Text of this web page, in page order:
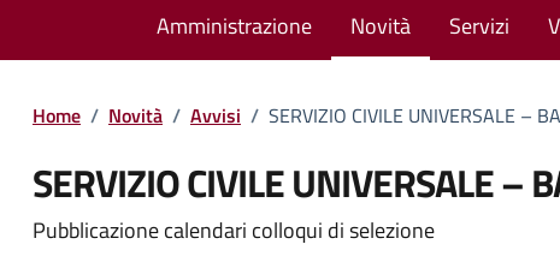
Amministrazione Novità Servizi
Home / Novità / Avvisi / SERVIZIO CIVILE UNIVERSALE –
SERVIZIO CIVILE UNIVERSALE –
Dettagli della notizia
Pubblicazione calendari colloqui di selezione